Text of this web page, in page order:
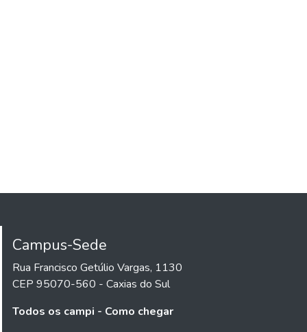
Campus-Sede
Rua Francisco Getúlio Vargas, 1130
CEP 95070-560 - Caxias do Sul
Todos os campi - Como chegar